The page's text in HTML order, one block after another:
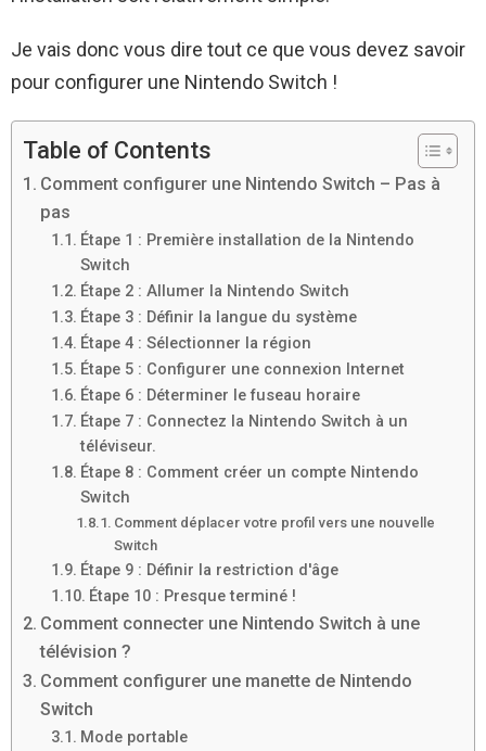
Je vais donc vous dire tout ce que vous devez savoir
pour configurer une Nintendo Switch !
Table of Contents
Comment configurer une Nintendo Switch – Pas à
pas
Étape 1 : Première installation de la Nintendo
Switch
Étape 2 : Allumer la Nintendo Switch
Étape 3 : Définir la langue du système
Étape 4 : Sélectionner la région
Étape 5 : Configurer une connexion Internet
Étape 6 : Déterminer le fuseau horaire
Étape 7 : Connectez la Nintendo Switch à un
téléviseur.
Étape 8 : Comment créer un compte Nintendo
Switch
Comment déplacer votre profil vers une nouvelle
Switch
Étape 9 : Définir la restriction d'âge
Étape 10 : Presque terminé !
Comment connecter une Nintendo Switch à une
télévision ?
Comment configurer une manette de Nintendo
Switch
Mode portable